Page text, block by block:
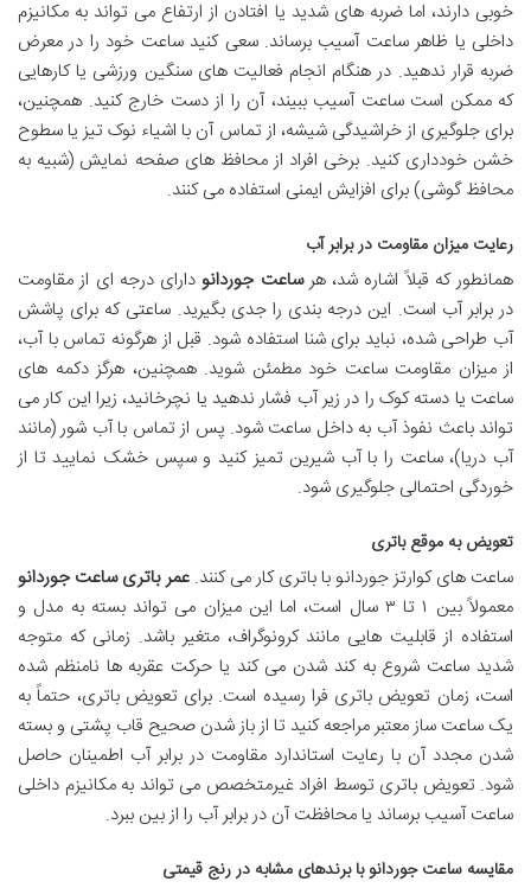
خوبی دارند، اما ضربه های شدید یا افتادن از ارتفاع می تواند به مکانیزم
داخلی یا ظاهر ساعت آسیب برساند. سعی کنید ساعت خود را در معرض
ضربه قرار ندهید. در هنگام انجام فعالیت های سنگین ورزشی یا کارهایی
که ممکن است ساعت آسیب ببیند، آن را از دست خارج کنید. همچنین،
برای جلوگیری از خراشیدگی شیشه، از تماس آن با اشیاء نوک تیز یا سطوح
خشن خودداری کنید. برخی افراد از محافظ های صفحه نمایش (شبیه به
محافظ گوشی) برای افزایش ایمنی استفاده می کنند.
رعایت میزان مقاومت در برابر آب
همانطور که قبلاً اشاره شد، هرساعت جوردانو دارای درجه ای از مقاومت
در برابر آب است. این درجه بندی را جدی بگیرید. ساعتی که برای پاشش
آب طراحی شده، نباید برای شنا استفاده شود. قبل از هرگونه تماس با آب،
از میزان مقاومت ساعت خود مطمئن شوید. همچنین، هرگز دکمه های
ساعت یا دسته کوک را در زیر آب فشار ندهید یا نچرخانید، زیرا این کار می
تواند باعث نفوذ آب به داخل ساعت شود. پس از تماس با آب شور (مانند
آب دریا)، ساعت را با آب شیرین تمیز کنید و سپس خشک نمایید تا از
خوردگی احتمالی جلوگیری شود.
تعویض به موقع باتری
ساعت های کوارتز جوردانو با باتری کار می کنند.عمر باتری ساعت جوردانو
معمولاً بین ۱ تا ۳ سال است، اما این میزان می تواند بسته به مدل و
استفاده از قابلیت هایی مانند کرونوگراف، متغیر باشد. زمانی که متوجه
شدید ساعت شروع به کند شدن می کند یا حرکت عقربه ها نامنظم شده
است، زمان تعویض باتری فرا رسیده است. برای تعویض باتری، حتماً به
یک ساعت ساز معتبر مراجعه کنید تا از باز شدن صحیح قاب پشتی و بسته
شدن مجدد آن با رعایت استاندارد مقاومت در برابر آب اطمینان حاصل
شود. تعویض باتری توسط افراد غیرمتخصص می تواند به مکانیزم داخلی
ساعت آسیب برساند یا محافظت آن در برابر آب را از بین ببرد.
مقایسه ساعت جوردانو با برندهای مشابه در رنج قیمتی